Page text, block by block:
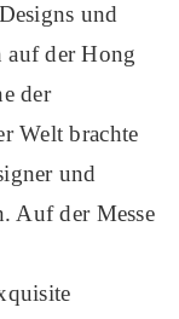
und
auf der Hong
der
Welt brachte
und
Auf der Messe